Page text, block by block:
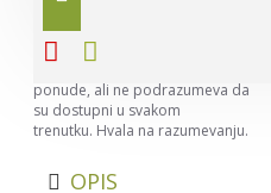
garantujemo da su svi opisi
kompletni i bez greške. Svi artikli
ponude, ali ne podrazumeva da
su dostupni u svakom
trenutku. Hvala na razumevanju.
OPIS